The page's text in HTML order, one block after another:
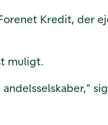
Kredit, der
muligt.